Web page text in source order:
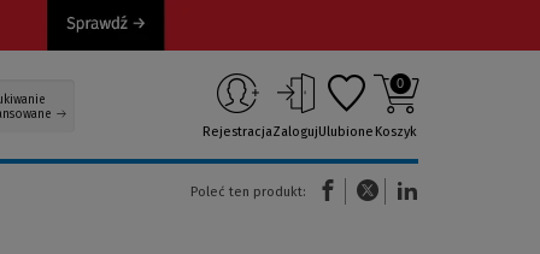
RejestracjaZalogujUlubione
0
Koszyk
Poleć ten produkt:
(Nowe okno)(Link do innej strony)